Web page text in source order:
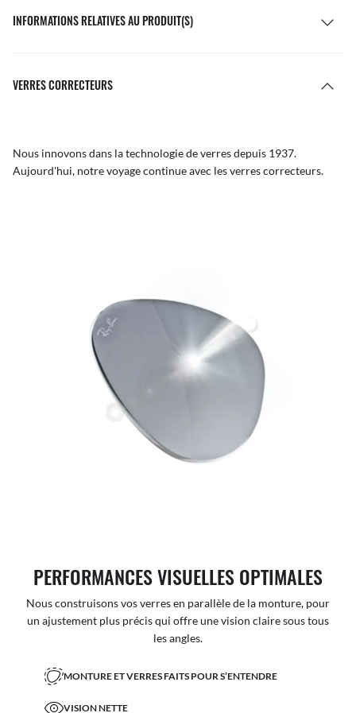
INFORMATIONS RELATIVES AU PRODUIT(S)
VERRES CORRECTEURS
Nous innovons dans la technologie de verres depuis 1937.
Aujourd'hui, notre voyage continue avec les verres correcteurs.
PERFORMANCES VISUELLES OPTIMALES
Nous construisons vos verres en parallèle de la monture, pour
un ajustement plus précis qui offre une vision claire sous tous
les angles.
MONTURE ET VERRES FAITS POUR S’ENTENDRE
VISION NETTE